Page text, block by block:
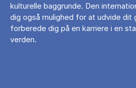
kulturelle baggrunde. Den
dig også mulighed for at udvide dit
forberede dig på en karriere i en
verden.